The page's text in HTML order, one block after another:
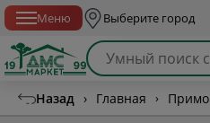
Меню Выберите город
Назад › Главная › Примо